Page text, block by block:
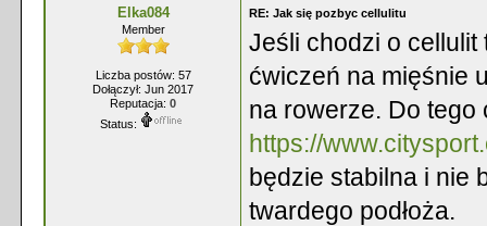
Elka084
Member
Liczba postów: 57
Dołączył: Jun 2017
Reputacja: 0
Status:
RE: Jak się pozbyc cellulitu
Jeśli chodzi o
ćwiczeń na mięśnie
na rowerze. Do
https://
będzie stabilna i nie
twardego podłoża.